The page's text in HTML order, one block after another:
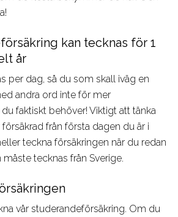
kan tecknas för 1
år
per dag, så du som skall iväg en
andra ord inte för mer
faktiskt behöver! Viktigt att tänka
från första dagen du är i
teckna försäkringen när du redan
tecknas från Sverige.
vår studerandeförsäkring. Om du